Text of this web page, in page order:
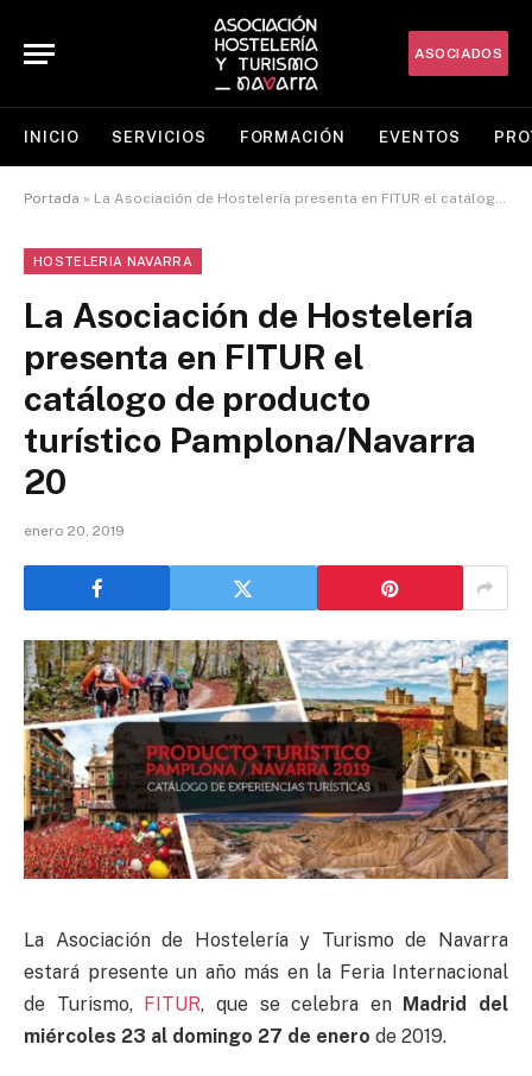
ASOCIADOS
INICIO SERVICIOS FORMACIÓN EVENTOS
Portada » La Asociación de Hostelería presenta en FITUR el catálogo de producto turístico Pamplona/Navarra 20
HOSTELERIA NAVARRA
La Asociación de Hostelería
presenta en FITUR el
catálogo de producto
turístico Pamplona/Navarra
20
enero 20, 2019
La Asociación de Hostelería y Turismo de Navarra
estará presente un año más en la Feria Internacional
de Turismo,
FITUR, que se celebra en
Madrid del
miércoles 23 al domingo 27 de enero de 2019.